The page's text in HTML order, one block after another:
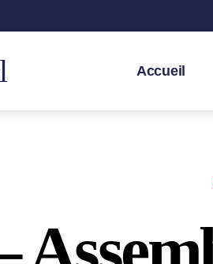
Accueil